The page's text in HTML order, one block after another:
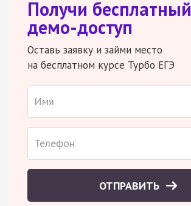
Получи бесплатный
демо-доступ
Оставь заявку и займи место
на бесплатном курсе Турбо ЕГЭ
ОТПРАВИТЬ